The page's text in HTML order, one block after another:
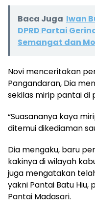
Baca Juga Iwan
DPRD Partai
Semangat dan
Novi menceritakan
Pangandaran, Dia
sekilas mirip pantai di
“Suasananya kaya
ditemui dikediaman
Dia mengaku, baru
kakinya di wilayah
juga mengatakan
yakni Pantai Batu
Pantai Madasari.